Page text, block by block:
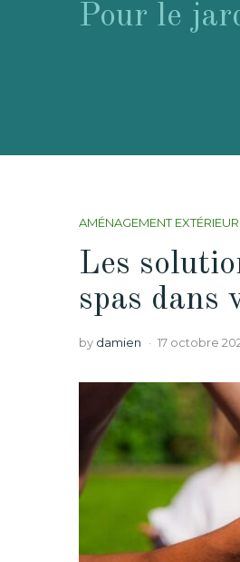
Pour le
AMÉNAGEMENT EXTÉRIEUR
Les
spas
by damien 17 octobre